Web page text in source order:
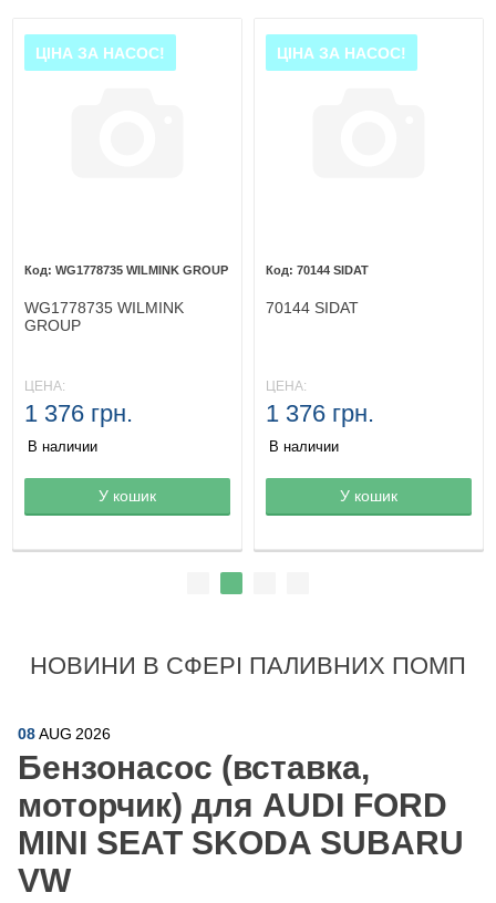
Товар в корзине
ЦІНА ЗА НАСОС!
WG1778735 WILMINK GROUP
WG1778735 WILMINK
GROUP
ЦЕНА:
1 376 грн.
В наличии
У кошик Товар в корзине
ЦІНА ЗА НАСОС!
70144 SIDAT
70144 SIDAT
ЦЕНА:
1 376 грн.
В наличии
У кошик
НОВИНИ В СФЕРІ ПАЛИВНИХ ПОМП
08AUG 2026
Бензонасос (вставка,
моторчик) для AUDI FORD
MINI SEAT SKODA SUBARU
VW